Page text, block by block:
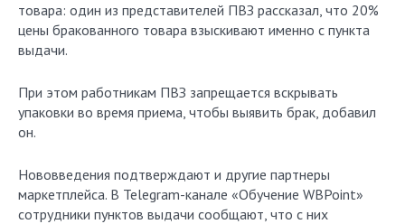
товара: один из представителей ПВЗ рассказал, что 20%
цены бракованного товара взыскивают именно с пункта
выдачи.
При этом работникам ПВЗ запрещается вскрывать
упаковки во время приема, чтобы выявить брак, добавил
он.
Нововведения подтверждают и другие партнеры
маркетплейса. В Telegram-канале «Обучение WBPoint»
сотрудники пунктов выдачи сообщают, что с них